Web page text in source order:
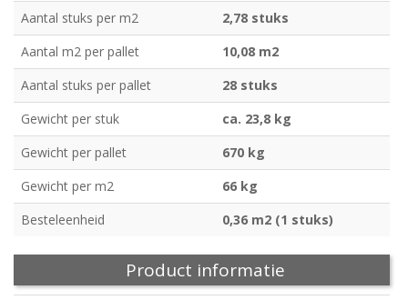
Aantal stuks per m2
2,78 stuks
Aantal m2 per pallet
10,08 m2
Aantal stuks per pallet
28 stuks
Gewicht per stuk
ca. 23,8 kg
Gewicht per pallet
670 kg
Gewicht per m2
66 kg
Besteleenheid
0,36 m2 (1 stuks)
Product informatie